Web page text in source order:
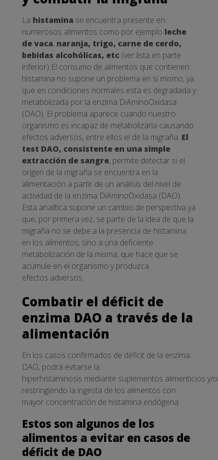
La histamina se encuentra presente en
numerosos alimentos como por ejemplo leche
de vaca, naranja, trigo, carne de cerdo,
bebidas alcohólicas, etc (ver lista en parte
inferior) El consumo de alimentos que contienen
histamina no supone un problema en sí mismo, ya
que en condiciones normales esta es degradada y
metabolizada por la enzima DiAminoOxidasa
(DAO). El problema aparece cuando nuestro
organismo es incapaz de metabolizarla causando
efectos adversos, entre ellos el de la migraña. El
test DAO, consistente en una simple
extracción de sangre, permite detectar si el
origen de la migraña se encuentra en la
alimentación a partir de un análisis del nivel de
actividad de la enzima DiAminoOxidasa (DAO).
Esta analítica supone un cambio de perspectiva ya
que, por primera vez, se parte de la idea de que la
migraña no se debe a la presencia de histamina
en los alimentos, sino a una deficiente
metabolización de la misma, que hace que se
acumule en el organismo y produzca
efectos adversos.
Combatir el déficit de
enzima DAO a través de la
alimentación
En los casos confirmados de déficit de la enzima
DAO, podrá evitarse la
hiperhistaminosis mediante suplementos alimenticios y/o
restringiendo la ingesta de los alimentos con
mayor concentración de histamina endógena.
Estos son algunos de los
alimentos a evitar en casos de
déficit de DAO